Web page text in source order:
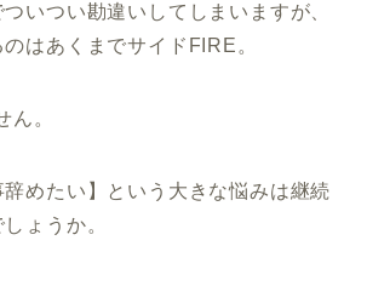
いつい勘違いしてしまいますが、
はあくまでサイドFIRE。
ん。
めたい】という大きな悩みは継続
ょうか。